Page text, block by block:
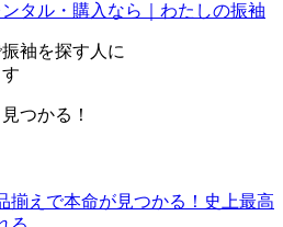
タル・購入なら｜ わたしの振袖
袖を探す人に
つかる！